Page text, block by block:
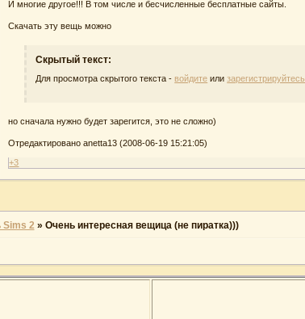
И многие другое!!! В том числе и бесчисленные бесплатные сайты.
Скачать эту вещь можно
Скрытый текст:
Для просмотра скрытого текста -войдите илизарегистрируйтесь
но сначала нужно будет зарегится, это не сложно)
Отредактировано anetta13 (2008-06-19 15:21:05)
+3
Sims 2 » Очень интересная вещица (не пиратка)))